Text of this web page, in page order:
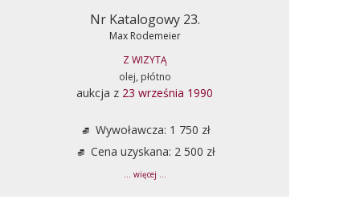
Nr Katalogowy 23.
Max Rodemeier
Z WIZYTĄ
olej, płótno
aukcja z 23 września 1990
Wywoławcza: 1 750 zł
Cena uzyskana: 2 500 zł
... więcej ...